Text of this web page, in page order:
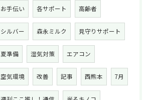
お手伝い 各サポート 高齢者
シルバー 森永ミルク 見守りサポート
夏準備 湿気対策 エアコン
空気環境 改善 記事 西熊本 7月